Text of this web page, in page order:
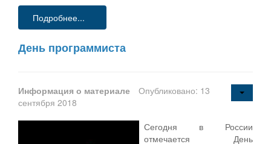
Подробнее...
День программиста
Информация о материале
Опубликовано: 13
сентября 2018
Сегодня в России
отмечается День